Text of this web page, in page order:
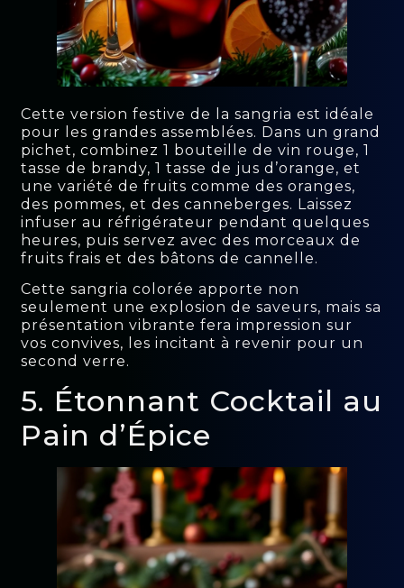
Cette version festive de la sangria est idéale
pour les grandes assemblées. Dans un grand
pichet, combinez 1 bouteille de vin rouge, 1
tasse de brandy, 1 tasse de jus d’orange, et
une variété de fruits comme des oranges,
des pommes, et des canneberges. Laissez
infuser au réfrigérateur pendant quelques
heures, puis servez avec des morceaux de
fruits frais et des bâtons de cannelle.
Cette sangria colorée apporte non
seulement une explosion de saveurs, mais sa
présentation vibrante fera impression sur
vos convives, les incitant à revenir pour un
second verre.
5. Étonnant Cocktail au
Pain d’Épice